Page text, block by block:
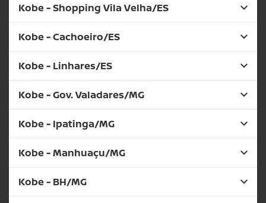
Kobe - Shopping Vila Velha/ES
Kobe - Cachoeiro/ES
Kobe - Linhares/ES
Kobe - Gov. Valadares/MG
Kobe - Ipatinga/MG
Kobe - Manhuaçu/MG
Kobe - BH/MG